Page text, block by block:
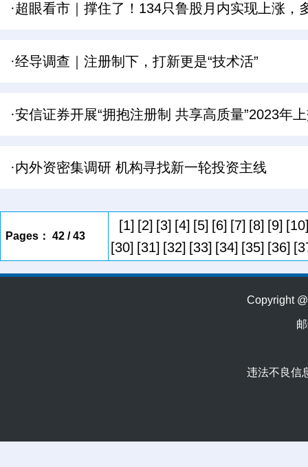
·超眼看市｜撑住了！134只鲁股月内实现上涨，
·经导调查｜注册制下，打新更是“技术活”
·安信证券开展“拥抱注册制 共享高质量”2023年
·内外资密集调研 机构寻找新一轮投资主线
Pages： 42 / 43
[1] [2] [3] [4] [5] [6] [7] [8] [9]
[30] [31] [32] [33] [34] [35] [36]
Copyright
违法不良信